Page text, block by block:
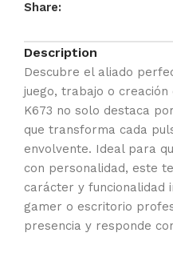
Share:
Description
Descubre el aliado
juego, trabajo o
K673 no solo destaca
que transforma cada
envolvente. Ideal para
con personalidad, este
carácter y funcionalidad
gamer o escritorio
presencia y responde